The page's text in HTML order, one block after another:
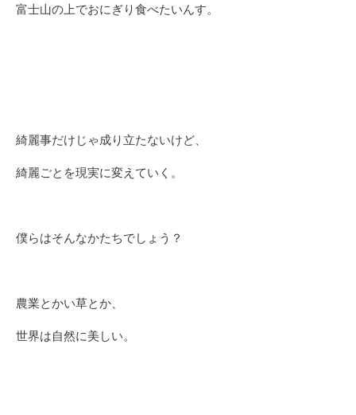
富士山の上でおにぎり食べたいんす。
綺麗事だけじゃ成り立たないけど、
綺麗ごとを現実に変えていく。
僕らはそんなかたちでしょう？
農業とかい草とか、
世界は自然に美しい。